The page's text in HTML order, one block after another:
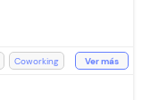
Coworking
Ver más